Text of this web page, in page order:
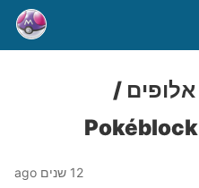
של אלופים /
12 שנים ago